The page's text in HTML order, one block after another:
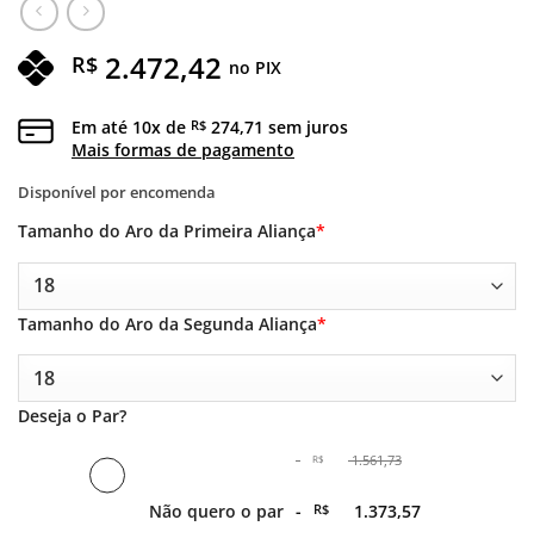
R$ 2.472,42 no PIX
Em até 10x de R$ 274,71 sem juros
Mais formas de pagamento
Disponível por encomenda
*
Tamanho do Aro da Primeira Aliança
*
Tamanho do Aro da Segunda Aliança
Deseja o Par?
Não quero o par
- R$ 1.561,73
O
- R$ 1.373,57